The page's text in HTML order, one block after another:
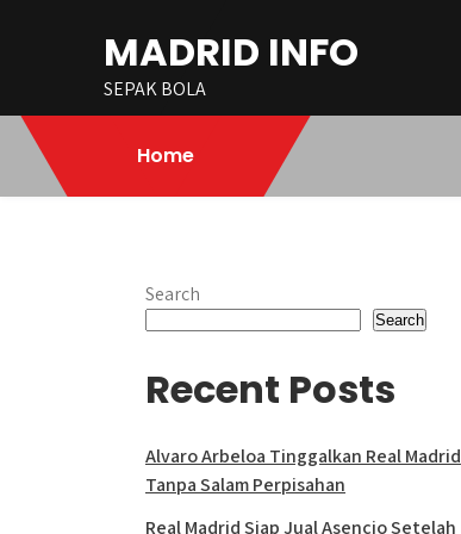
MADRID INFO
SEPAK BOLA
Home
Search
Search
Recent Posts
Alvaro Arbeloa Tinggalkan Real Madrid
Tanpa Salam Perpisahan
Real Madrid Siap Jual Asencio Setelah